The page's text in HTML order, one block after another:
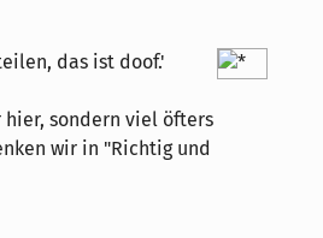
das ist doof.'
hier, sondern viel öfters
wir in "Richtig und